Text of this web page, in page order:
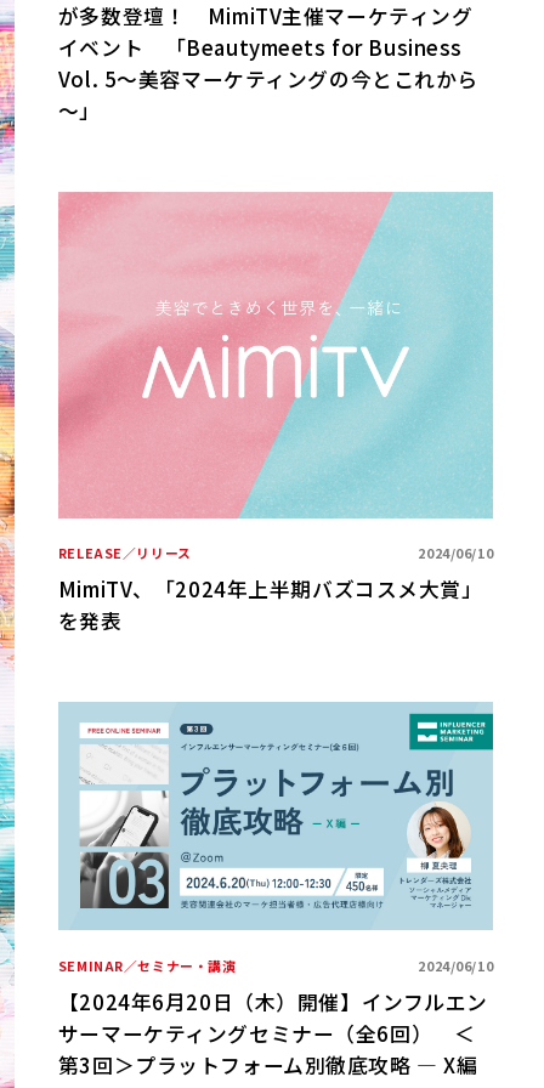
が多数登壇！ MimiTV主催マーケティング
イベント 「Beautymeets for Business
Vol. 5～美容マーケティングの今とこれから
～」
RELEASE／リリース 2024/06/10
MimiTV、「2024年上半期バズコスメ大賞」
を発表
SEMINAR／セミナー・講演 2024/06/10
【2024年6月20日（木）開催】インフルエン
サーマーケティングセミナー（全6回） ＜
第3回＞プラットフォーム別徹底攻略 ― X編